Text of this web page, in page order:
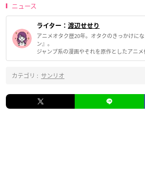
ニュース
ライター： 渡辺せせり
アニメオタク歴20年。オタクのきっかけに
ン』。
ジャンプ系の漫画やそれを原作としたアニメ
カテゴリ : サンリオ